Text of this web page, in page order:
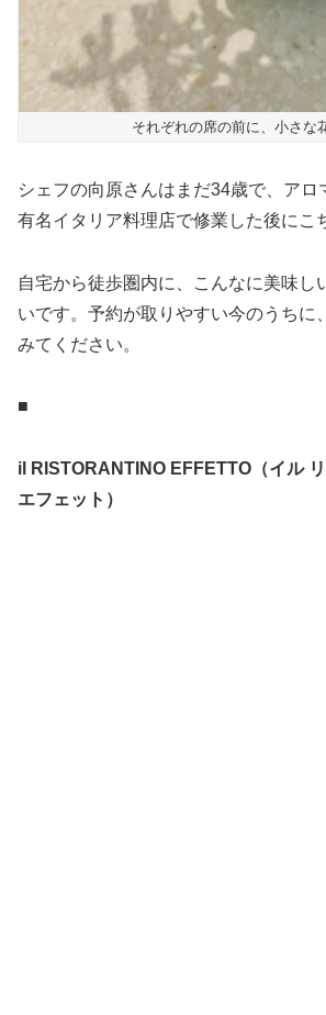
それぞれの席の前に、小さな
シェフの向原さんはまだ34歳で、アロ
有名イタリア料理店で修業した後にこ
自宅から徒歩圏内に、こんなに美味し
いです。予約が取りやすい今のうちに
みてください。
■
il RISTORANTINO EFFETTO（イル
エフェット）